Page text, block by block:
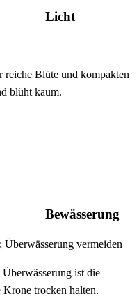
Licht
reiche Blüte und kompakten
blüht kaum.
Bewässerung
vermeiden
ist die
Krone trocken halten.